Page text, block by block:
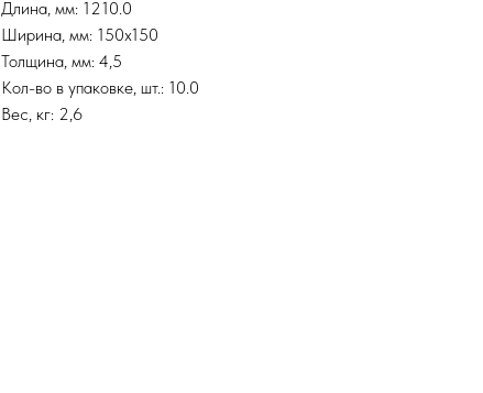
Длина, мм: 1210.0
Ширина, мм: 150х150
Толщина, мм: 4,5
Кол-во в упаковке, шт.: 10.0
Вес, кг: 2,6